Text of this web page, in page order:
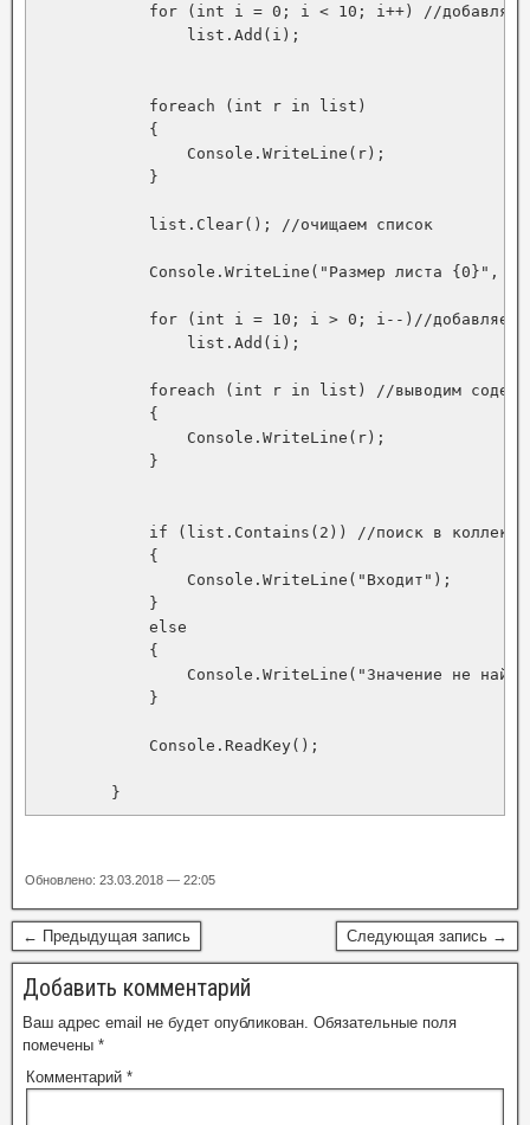
for (int i = 0; i < 10; i++) //
                list.Add(i);
            foreach (int r in list)
            {
                Console.WriteLine(r);
            }
            list.Clear(); //очищаем список
Console.WriteLine("Размер листа {0}",
for (int i = 10; i > 0; i--)//добавляем
                list.Add(i);
foreach (int r in list) //выводим
            {
                Console.WriteLine(r);
            }
if (list.Contains(2)) //поиск в
            {
                Console.WriteLine("Входит");
            }
            else
            {
Console.WriteLine("Значение не
            }
            Console.ReadKey();
        }
Обновлено: 23.03.2018 — 22:05
← Предыдущая запись Следующая запись →
Добавить комментарий
Ваш адрес email не будет опубликован. Обязательные поля
помечены *
Комментарий *